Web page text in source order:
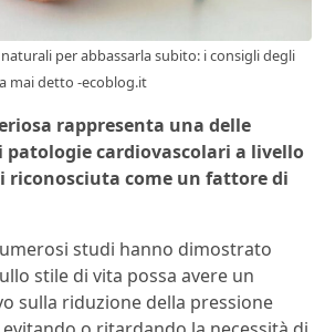
per abbassarla subito: i consigli degli
mai detto -ecoblog.it
rappresenta una delle
patologie cardiovascolari a livello
riconosciuta come un fattore di
studi hanno dimostrato
stile di vita possa avere un
sulla riduzione della pressione